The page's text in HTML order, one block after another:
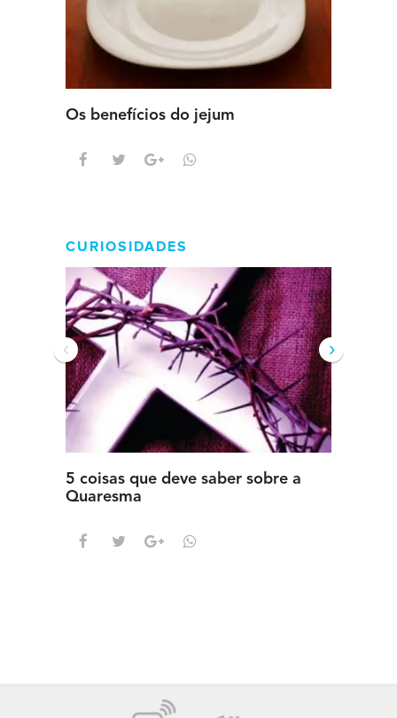
Os benefícios do jejum
CURIOSIDADES
5 coisas que deve saber sobre a
Quaresma
‹ ›